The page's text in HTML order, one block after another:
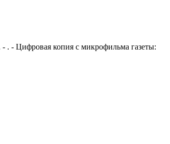
. - Цифровая копия с микрофильма газеты: